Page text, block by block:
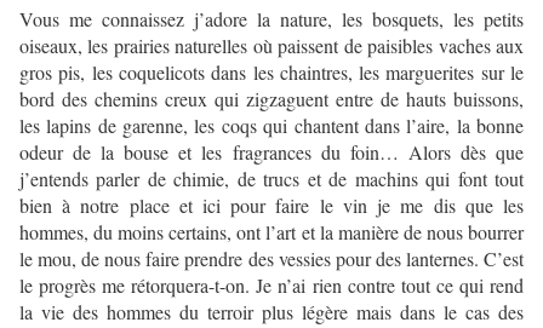
Vous me connaissez j’adore la nature, les bosquets, les petits
oiseaux, les prairies naturelles où paissent de paisibles vaches aux
gros pis, les coquelicots dans les chaintres, les marguerites sur le
bord des chemins creux qui zigzaguent entre de hauts buissons,
les lapins de garenne, les coqs qui chantent dans l’aire, la bonne
odeur de la bouse et les fragrances du foin… Alors dès que
j’entends parler de chimie, de trucs et de machins qui font tout
bien à notre place et ici pour faire le vin je me dis que les
hommes, du moins certains, ont l’art et la manière de nous bourrer
le mou, de nous faire prendre des vessies pour des lanternes. C’est
le progrès me rétorquera-t-on. Je n’ai rien contre tout ce qui rend
la vie des hommes du terroir plus légère mais dans le cas des